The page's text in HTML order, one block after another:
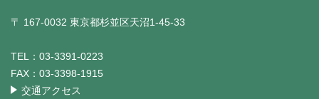
〒 167-0032 東京都杉並区天沼1-45-33
TEL： 03-3391-0223
FAX： 03-3398-1915
交通アクセス